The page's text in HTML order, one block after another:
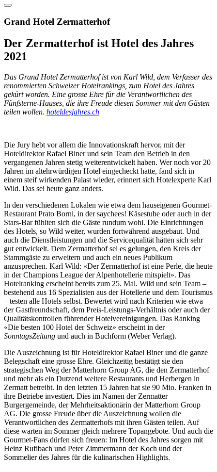
Grand Hotel Zermatterhof
Der Zermatterhof ist Hotel des Jahres
2021
Das Grand Hotel Zermatterhof ist von Karl Wild, dem Verfasser des
renommierten Schweizer Hotelrankings, zum Hotel des Jahres
gekürt worden. Eine grosse Ehre für die Verantwortlichen des
Fünfsterne-Hauses, die ihre Freude diesen Sommer mit den Gästen
teilen wollen. hoteldesjahres.ch
Die Jury hebt vor allem die Innovationskraft hervor, mit der
Hoteldirektor Rafael Biner und sein Team den Betrieb in den
vergangenen Jahren stetig weiterentwickelt haben. Wer noch vor 20
Jahren im altehrwürdigen Hotel eingecheckt hatte, fand sich in
einem steif wirkenden Palast wieder, erinnert sich Hotelexperte Karl
Wild. Das sei heute ganz anders.
In den verschiedenen Lokalen wie etwa dem hauseigenen Gourmet-
Restaurant Prato Borni, in der saychees! Käsestube oder auch in der
Stars-Bar fühlten sich die Gäste rundum wohl. Die Einrichtungen
des Hotels, so Wild weiter, wurden fortwährend ausgebaut. Und
auch die Dienstleistungen und die Servicequalität hätten sich sehr
gut entwickelt. Dem Zermatterhof sei es gelungen, den Kreis der
Stammgäste zu erweitern und auch ein neues Publikum
anzusprechen. Karl Wild: «Der Zermatterhof ist eine Perle, die heute
in der Champions League der Alpenhotellerie mitspielt». Das
Hotelranking erscheint bereits zum 25. Mal. Wild und sein Team –
bestehend aus 16 Spezialisten aus der Hotellerie und dem Tourismus
– testen alle Hotels selbst. Bewertet wird nach Kriterien wie etwa
der Gastfreundschaft, dem Preis-Leistungs-Verhältnis oder auch der
Qualitätskontrollen führender Hotelvereinigungen. Das Ranking
«Die besten 100 Hotel der Schweiz» erscheint in der
SonntagsZeitung und auch in Buchform (Weber Verlag).
Die Auszeichnung ist für Hoteldirektor Rafael Biner und die ganze
Belegschaft eine grosse Ehre. Gleichzeitig bestätigt sie den
strategischen Weg der Matterhorn Group AG, die den Zermatterhof
und mehr als ein Dutzend weitere Restaurants und Herbergen in
Zermatt betreibt. In den letzten 15 Jahren hat sie 90 Mio. Franken in
ihre Betriebe investiert. Dies im Namen der Zermatter
Burgergemeinde, der Mehrheitsaktionärin der Matterhorn Group
AG. Die grosse Freude über die Auszeichnung wollen die
Verantwortlichen des Zermatterhofs mit ihren Gästen teilen. Auf
diese warten im Sommer gleich mehrere Topangebote. Und auch die
Gourmet-Fans dürfen sich freuen: Im Hotel des Jahres sorgen mit
Heinz Rufibach und Peter Zimmermann der Koch und der
Sommelier des Jahres für die kulinarischen Highlights.